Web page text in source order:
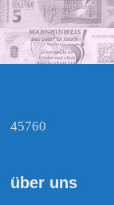
45760
über uns